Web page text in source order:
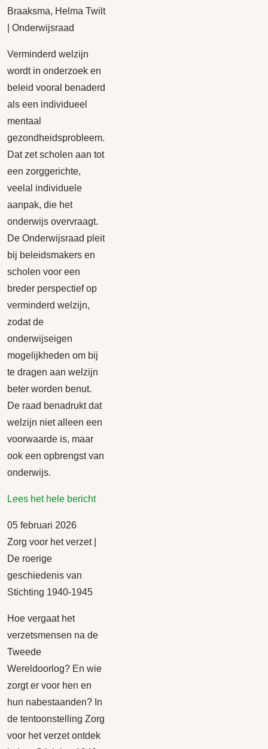
Braaksma, Helma Twilt
| Onderwijsraad
Verminderd welzijn
wordt in onderzoek en
beleid vooral benaderd
als een individueel
mentaal
gezondheidsprobleem.
Dat zet scholen aan tot
een zorggerichte,
veelal individuele
aanpak, die het
onderwijs overvraagt.
De Onderwijsraad pleit
bij beleidsmakers en
scholen voor een
breder perspectief op
verminderd welzijn,
zodat de
onderwijseigen
mogelijkheden om bij
te dragen aan welzijn
beter worden benut.
De raad benadrukt dat
welzijn niet alleen een
voorwaarde is, maar
ook een opbrengst van
onderwijs.
Lees het hele bericht
05 februari 2026
Zorg voor het verzet |
De roerige
geschiedenis van
Stichting 1940-1945
Hoe vergaat het
verzetsmensen na de
Tweede
Wereldoorlog? En wie
zorgt er voor hen en
hun nabestaanden? In
de tentoonstelling Zorg
voor het verzet ontdek